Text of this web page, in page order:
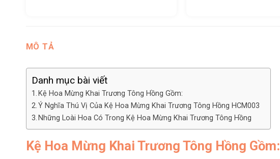
MÔ TẢ
Danh mục bài viết
Kệ Hoa Mừng Khai Trương Tông Hồng Gồm:
Ý Nghĩa Thú Vị Của Kệ Hoa Mừng Khai Trương Tông Hồng HCM003
Những Loài Hoa Có Trong Kệ Hoa Mừng Khai Trương Tông Hồng
Kệ Hoa Mừng Khai Trương Tông Hồng Gồm: